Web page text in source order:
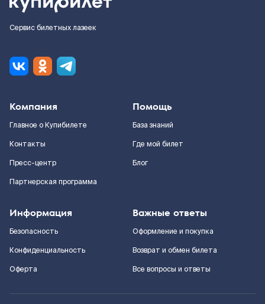
Сервис билетных лазеек
Компания
Главное о Купибилете
Контакты
Пресс-центр
Партнерская программа
Помощь
База знаний
Где мой билет
Блог
Информация
Безопасность
Конфиденциальность
Оферта
Важные ответы
Оформление и покупка
Возврат и обмен билета
Все вопросы и ответы